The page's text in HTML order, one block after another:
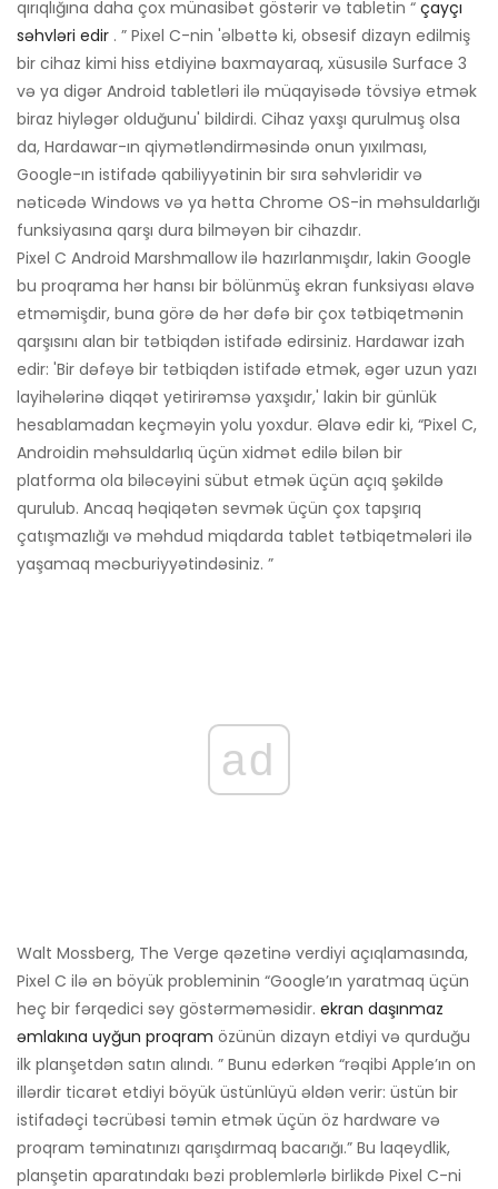
qırıqlığına daha çox münasibət göstərir və tabletin “ çayçı
səhvləri edir . ” Pixel C-nin 'əlbəttə ki, obsesif dizayn edilmiş
bir cihaz kimi hiss etdiyinə baxmayaraq, xüsusilə Surface 3
və ya digər Android tabletləri ilə müqayisədə tövsiyə etmək
biraz hiyləgər olduğunu' bildirdi. Cihaz yaxşı qurulmuş olsa
da, Hardawar-ın qiymətləndirməsində onun yıxılması,
Google-ın istifadə qabiliyyətinin bir sıra səhvləridir və
nəticədə Windows və ya hətta Chrome OS-in məhsuldarlığı
funksiyasına qarşı dura bilməyən bir cihazdır.
Pixel C Android Marshmallow ilə hazırlanmışdır, lakin Google
bu proqrama hər hansı bir bölünmüş ekran funksiyası əlavə
etməmişdir, buna görə də hər dəfə bir çox tətbiqetmənin
qarşısını alan bir tətbiqdən istifadə edirsiniz. Hardawar izah
edir: 'Bir dəfəyə bir tətbiqdən istifadə etmək, əgər uzun yazı
layihələrinə diqqət yetirirəmsə yaxşıdır,' lakin bir günlük
hesablamadan keçməyin yolu yoxdur. Əlavə edir ki, “Pixel C,
Androidin məhsuldarlıq üçün xidmət edilə bilən bir
platforma ola biləcəyini sübut etmək üçün açıq şəkildə
qurulub. Ancaq həqiqətən sevmək üçün çox tapşırıq
çatışmazlığı və məhdud miqdarda tablet tətbiqetmələri ilə
yaşamaq məcburiyyətindəsiniz. ”
ad
Walt Mossberg, The Verge qəzetinə verdiyi açıqlamasında,
Pixel C ilə ən böyük probleminin “Google’ın yaratmaq üçün
heç bir fərqedici səy göstərməməsidir. ekran daşınmaz
əmlakına uyğun proqram özünün dizayn etdiyi və qurduğu
ilk planşetdən satın alındı. ” Bunu edərkən “rəqibi Apple’ın on
illərdir ticarət etdiyi böyük üstünlüyü əldən verir: üstün bir
istifadəçi təcrübəsi təmin etmək üçün öz hardware və
proqram təminatınızı qarışdırmaq bacarığı.” Bu laqeydlik,
planşetin aparatındakı bəzi problemlərlə birlikdə Pixel C-ni